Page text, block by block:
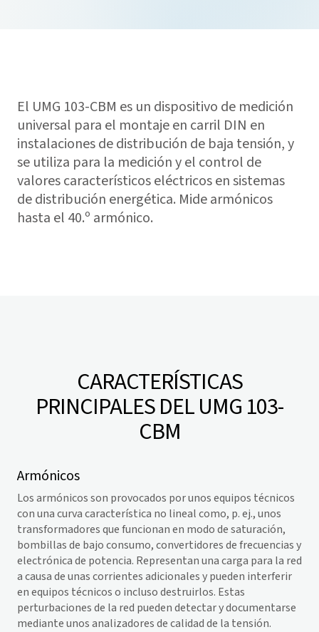
El UMG 103-CBM es un dispositivo de medición
universal para el montaje en carril DIN en
instalaciones de distribución de baja tensión, y
se utiliza para la medición y el control de
valores característicos eléctricos en sistemas
de distribución energética. Mide armónicos
hasta el 40.º armónico.
CARACTERÍSTICAS
PRINCIPALES DEL UMG 103-
CBM
Armónicos
Los armónicos son provocados por unos equipos técnicos
con una curva característica no lineal como, p. ej., unos
transformadores que funcionan en modo de saturación,
bombillas de bajo consumo, convertidores de frecuencias y
electrónica de potencia. Representan una carga para la red
a causa de unas corrientes adicionales y pueden interferir
en equipos técnicos o incluso destruirlos. Estas
perturbaciones de la red pueden detectar y documentarse
mediante unos analizadores de calidad de la tensión.